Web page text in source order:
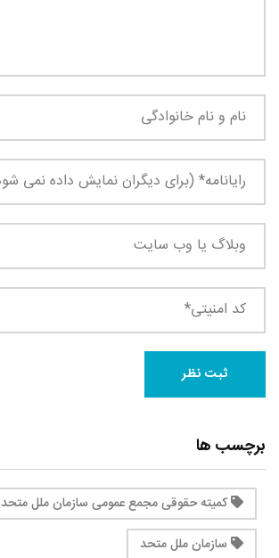
برچسب ها
کمیته حقوقی مجمع عمومی سازمان ملل متحد
سازمان ملل متحد